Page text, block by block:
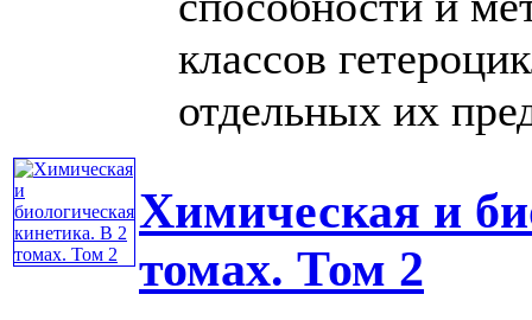
классов
отдельных их
Химическая и
томах. Том 2